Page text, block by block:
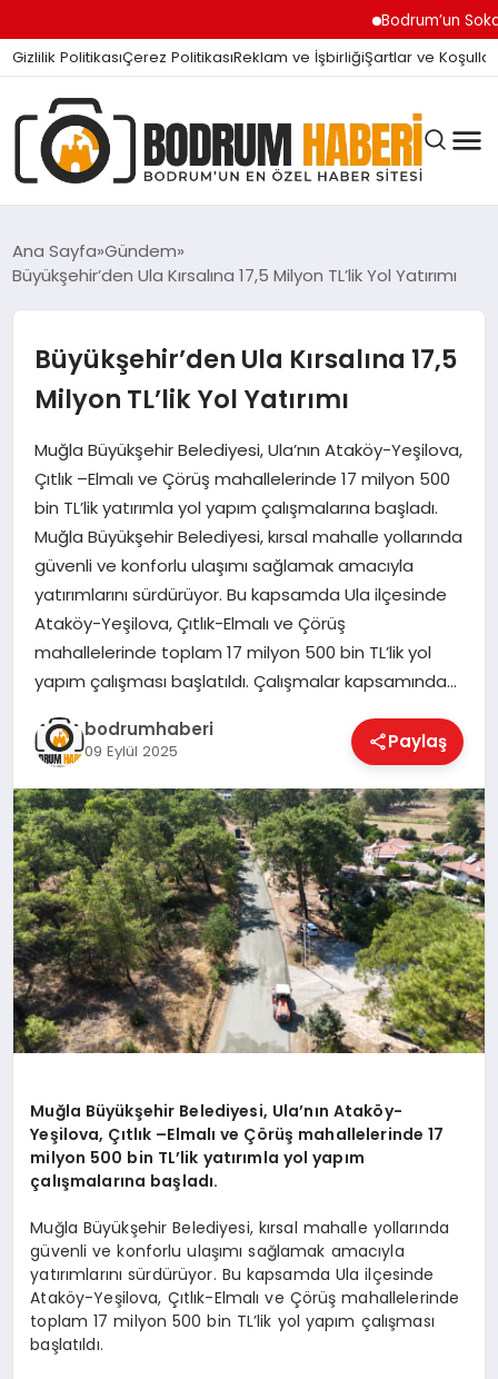
Bodrum’un Sokak
Gizlilik PolitikasıÇerez PolitikasıReklam ve İşbirliğiŞartlar ve Koşullar
BODRUM BODRUM
SIYASET
MAGAZIN
KÖŞE YAZILARI
YAŞAM
SPOR
MUĞLA
☰
Ana Sayfa Gündem
Büyükşehir’den Ula Kırsalına 17,5 Milyon TL’lik Yol Yatırımı
Büyükşehir’den Ula Kırsalına 17,5
Milyon TL’lik Yol Yatırımı
Muğla Büyükşehir Belediyesi, Ula’nın Ataköy-Yeşilova,
Çıtlık –Elmalı ve Çörüş mahallelerinde 17 milyon 500
bin TL’lik yatırımla yol yapım çalışmalarına başladı.
Muğla Büyükşehir Belediyesi, kırsal mahalle yollarında
güvenli ve konforlu ulaşımı sağlamak amacıyla
yatırımlarını sürdürüyor. Bu kapsamda Ula ilçesinde
Ataköy-Yeşilova, Çıtlık-Elmalı ve Çörüş
mahallelerinde toplam 17 milyon 500 bin TL’lik yol
yapım çalışması başlatıldı. Çalışmalar kapsamında…
bodrumhaberi
09 Eylül 2025 Paylaş
Muğla Büyükşehir Belediyesi, Ula’nın Ataköy-
Yeşilova, Çıtlık –Elmalı ve Çörüş mahallelerinde 17
milyon 500 bin TL’lik yatırımla yol yapım
çalışmalarına başladı.
Muğla Büyükşehir Belediyesi, kırsal mahalle yollarında
güvenli ve konforlu ulaşımı sağlamak amacıyla
yatırımlarını sürdürüyor. Bu kapsamda Ula ilçesinde
Ataköy-Yeşilova, Çıtlık-Elmalı ve Çörüş mahallelerinde
toplam 17 milyon 500 bin TL’lik yol yapım çalışması
başlatıldı.